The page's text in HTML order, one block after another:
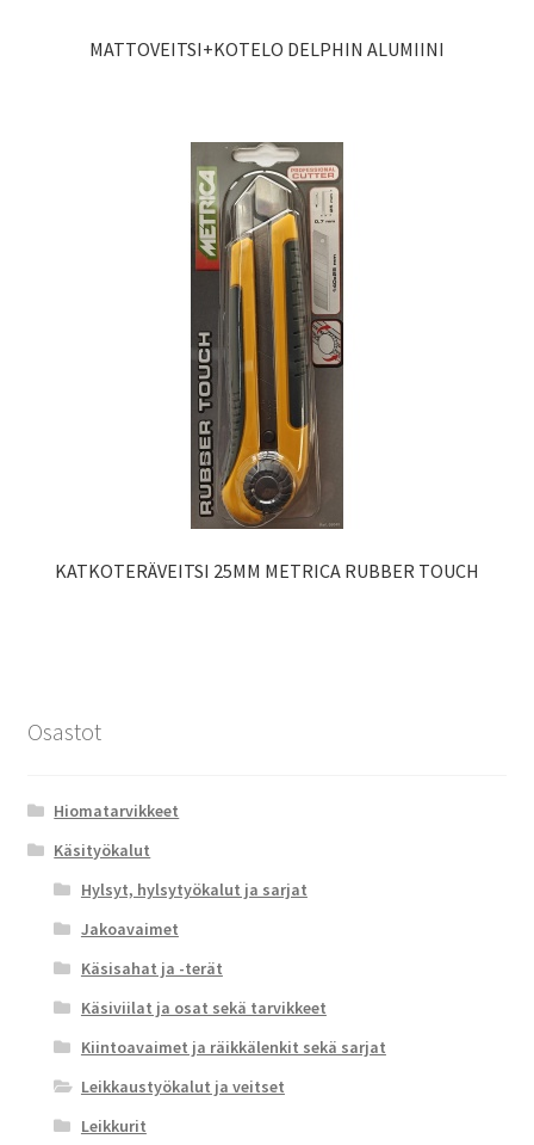
MATTOVEITSI+KOTELO DELPHIN ALUMIINI
KATKOTERÄVEITSI 25MM METRICA RUBBER TOUCH
Osastot
Hiomatarvikkeet
Käsityökalut
Hylsyt, hylsytyökalut ja sarjat
Jakoavaimet
Käsisahat ja -terät
Käsiviilat ja osat sekä tarvikkeet
Kiintoavaimet ja räikkälenkit sekä sarjat
Leikkaustyökalut ja veitset
Leikkurit